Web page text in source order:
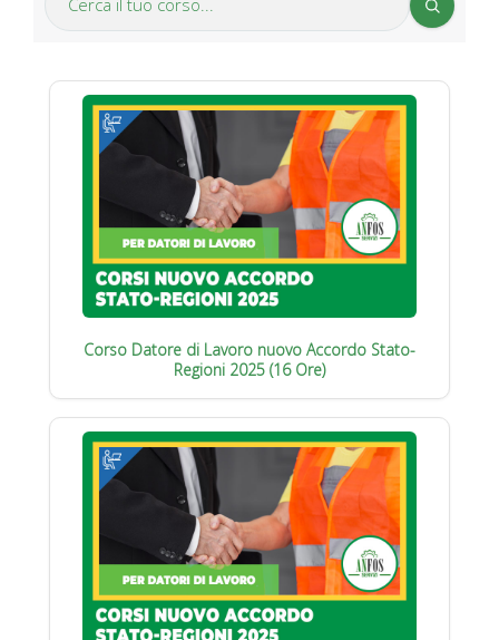
Corso Datore di Lavoro nuovo Accordo Stato-
Regioni 2025 (16 Ore)